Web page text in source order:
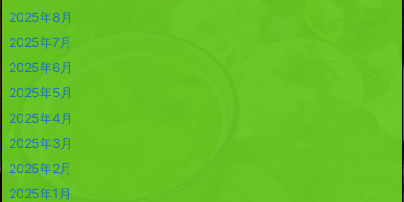
2025年8月
2025年7月
2025年6月
2025年5月
2025年4月
2025年3月
2025年2月
2025年1月